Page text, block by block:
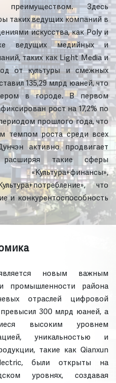
Здесь
таких ведущих компаний в
искусства, как Poly и
ведущих медийных и
таких как Light Media и
от культуры и смежных
135,29 млрд юаней, что
в городе. В первом
рост на 17,2% по
прошлого года, что
темпом роста среди всех
активно продвигает
расширяя такие сферы
что
и конкурентоспособность
новым важным
промышленности района
отраслей цифровой
300 млрд юаней, а
высоким уровнем
уникальностью и
такие как Qianxun
были открыты на
уровнях, создавая